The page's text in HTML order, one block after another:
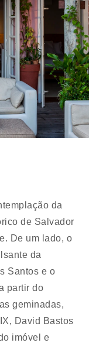
da
de Salvador
De um lado, o
da
Santos e o
partir do
geminadas,
David Bastos
imóvel e